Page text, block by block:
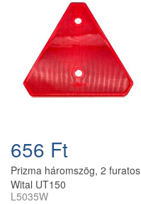
656 Ft
Prizma háromszög, 2 furatos
Wital UT150
L5035W